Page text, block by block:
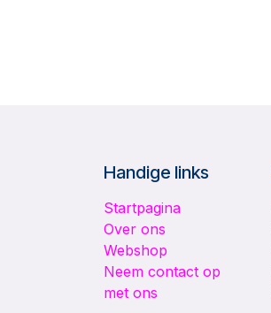
Handige links
Startpagina
Over ons
Webshop
Neem contact op
met ons